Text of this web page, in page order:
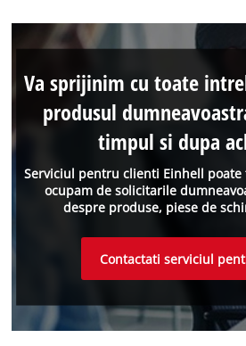
Serviciul pentru clienti Einhell
ocupam de solicitarile
despre produse, piese de
Va sprijinim cu toate
produsul
timpul si dupa
Contactati serviciul